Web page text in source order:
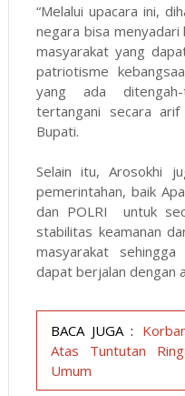
“Melalui upacara ini,
negara bisa menyadari
masyarakat yang
patriotisme
yang ada
tertangani secara arif
Bupati.
Selain itu, Arosokhi
pemerintahan, baik
dan POLRI untuk
stabilitas keamanan
masyarakat
dapat berjalan dengan
BACA JUGA :
Atas Tuntutan
Umum